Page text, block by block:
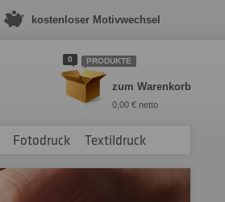
kostenloser Motivwechsel
0 PRODUKTE
zum Warenkorb
0,00 € netto
Fotodruck Textildruck